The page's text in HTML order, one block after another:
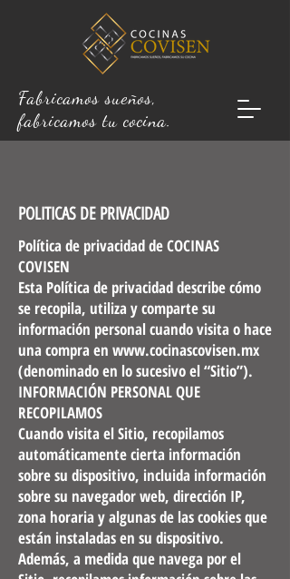
Fabricamos sueños,
fabricamos tu cocina.
POLITICAS DE PRIVACIDAD
Política de privacidad de COCINAS
COVISEN
Esta Política de privacidad describe cómo
se recopila, utiliza y comparte su
información personal cuando visita o hace
una compra en www.cocinascovisen.mx
(denominado en lo sucesivo el “Sitio”).
INFORMACIÓN PERSONAL QUE
RECOPILAMOS
Cuando visita el Sitio, recopilamos
automáticamente cierta información
sobre su dispositivo, incluida información
sobre su navegador web, dirección IP,
zona horaria y algunas de las cookies que
están instaladas en su dispositivo.
Además, a medida que navega por el